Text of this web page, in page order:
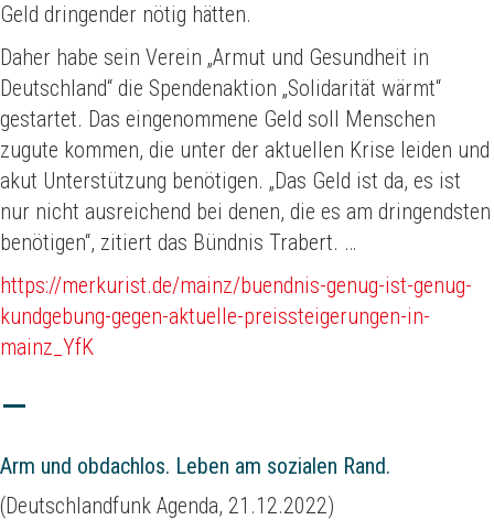
Geld dringender nötig hätten.
Daher habe sein Verein „Armut und Gesundheit in
Deutschland“ die Spendenaktion „Solidarität wärmt“
gestartet. Das eingenommene Geld soll Menschen
zugute kommen, die unter der aktuellen Krise leiden und
akut Unterstützung benötigen. „Das Geld ist da, es ist
nur nicht ausreichend bei denen, die es am dringendsten
benötigen“, zitiert das Bündnis Trabert. …
https://merkurist.de/mainz/buendnis-genug-ist-genug-
kundgebung-gegen-aktuelle-preissteigerungen-in-
mainz_YfK
Arm und obdachlos. Leben am sozialen Rand.
(Deutschlandfunk Agenda, 21.12.2022)